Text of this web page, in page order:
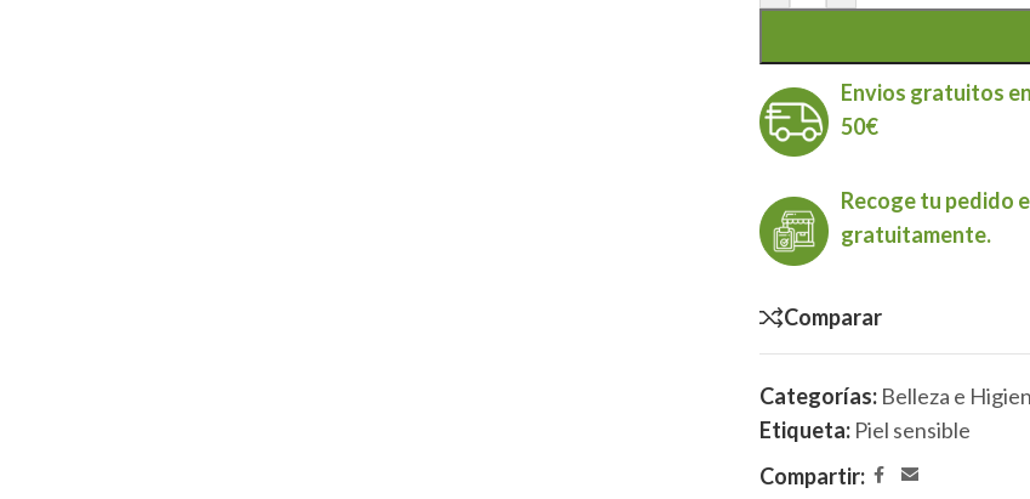
Envios gratuitos
50€
Recoge tu pedido
gratuitamente.
Comparar
Categorías: Belleza e
Etiqueta: Piel sensible
Compartir: